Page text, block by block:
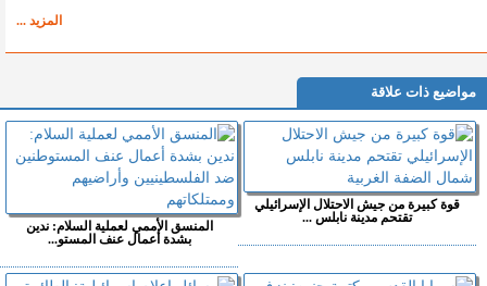
المزيد ...
مواضيع ذات علاقة
قوة كبيرة من جيش الاحتلال الإسرائيلي
تقتحم مدينة نابلس ...
المنسق الأممي لعملية السلام: ندين
بشدة أعمال عنف المستو...